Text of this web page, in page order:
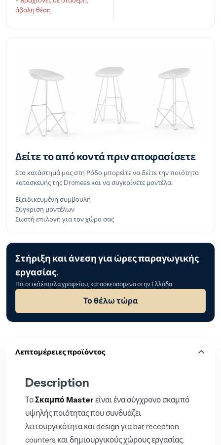
άβολη θέση
Δείτε το από κοντά πριν αποφασίσετε
Στο κατάστημά μας στη Ρόδο μπορείτε να δείτε την ποιότητα
κατασκευής της Dromeas και να συγκρίνετε μοντέλα.
Εξειδικευμένη συμβουλή
Σύγκριση μοντέλων
Σωστή επιλογή για τον χώρο σας
Στήριξη και άνεση για ώρες παραγωγικής
εργασίας.
Ποιοτικά έπιπλα γραφείου, κατασκευασμένα στην Ελλάδα.
Το θέλω τώρα
Λεπτομέρειες προϊόντος
Description
ΤοΣκαμπό Master είναι ένα σύγχρονο σκαμπό
υψηλής ποιότητας που συνδυάζει
λειτουργικότητα και design για bar, reception
counters και δημιουργικούς χώρους εργασίας.